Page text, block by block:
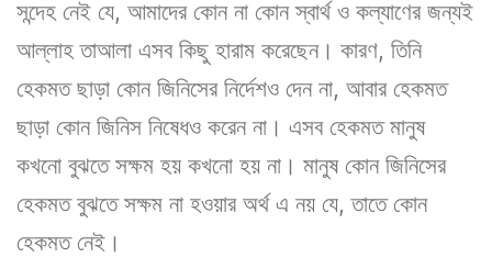
সন্দেহ নেই যে, আমাদের কোন না কোন স্বার্থ ও কল্যাণের জন্যই
আল্লাহ তাআলা এসব কিছু হারাম করেছেন। কারণ, তিনি
হেকমত ছাড়া কোন জিনিসের নির্দেশও দেন না, আবার হেকমত
ছাড়া কোন জিনিস নিষেধও করেন না। এসব হেকমত মানুষ
কখনো বুঝতে সক্ষম হয় কখনো হয় না। মানুষ কোন জিনিসের
হেকমত বুঝতে সক্ষম না হওয়ার অর্থ এ নয় যে, তাতে কোন
হেকমত নেই।